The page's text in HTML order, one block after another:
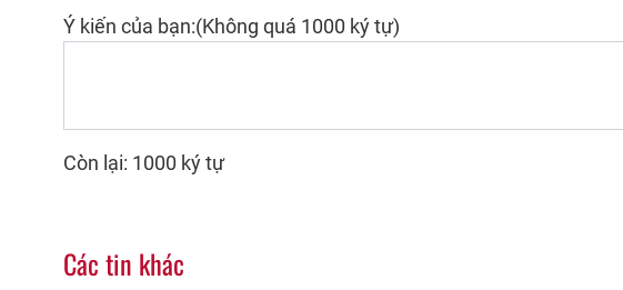
Ý kiến của bạn:(Không quá 1000 ký tự)
Còn lại: 1000 ký tự
Các tin khác